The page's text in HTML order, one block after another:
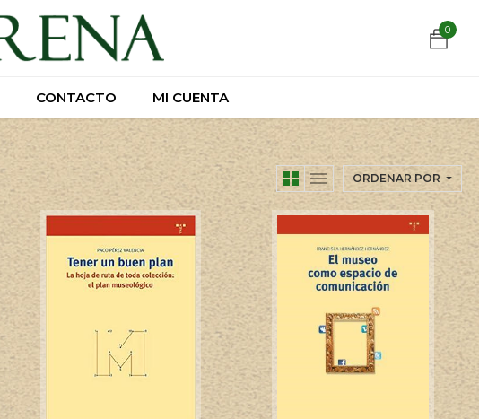
0
CONTACTO MI CUENTA
0
CONTACTO MI CUENTA
ORDENAR POR
https://wa.link/csnxsu